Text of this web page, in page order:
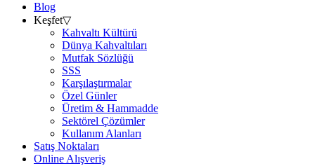
Blog
Keşfet▽
Kahvaltı Kültürü
Dünya Kahvaltıları
Mutfak Sözlüğü
SSS
Karşılaştırmalar
Özel Günler
Üretim & Hammadde
Sektörel Çözümler
Kullanım Alanları
Satış Noktaları
Online Alışveriş